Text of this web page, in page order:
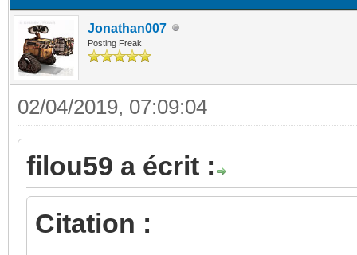
Jonathan007
Posting Freak
02/04/2019, 07:09:04
filou59 a écrit :
Citation :